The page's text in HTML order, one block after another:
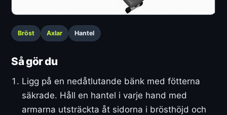
Bröst Axlar Hantel
Så gör du
Ligg på en nedåtlutande bänk med fötterna
säkrade. Håll en hantel i varje hand med
armarna utsträckta åt sidorna i brösthöjd och